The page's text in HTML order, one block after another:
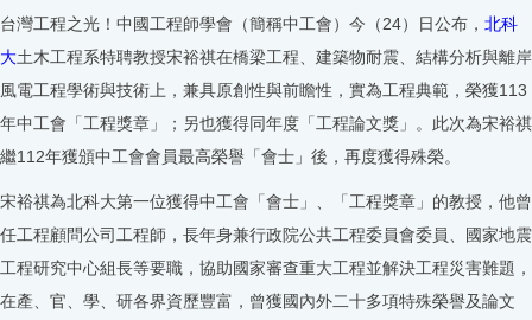
台灣工程之光！中國工程師學會（簡稱中工會）今（24）日公布， 北科
大土木工程系特聘教授宋裕祺在橋梁工程、建築物耐震、結構分析與離岸
風電工程學術與技術上，兼具原創性與前瞻性，實為工程典範，榮獲113
年中工會「工程獎章」；另也獲得同年度「工程論文獎」。此次為宋裕祺
繼112年獲頒中工會會員最高榮譽「會士」後，再度獲得殊榮。
宋裕祺為北科大第一位獲得中工會「會士」、「工程獎章」的教授，他曾
任工程顧問公司工程師，長年身兼行政院公共工程委員會委員、國家地震
工程研究中心組長等要職，協助國家審查重大工程並解決工程災害難題，
在產、官、學、研各界資歷豐富，曾獲國內外二十多項特殊榮譽及論文